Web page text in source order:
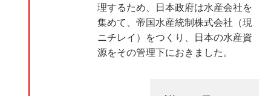
理するため、日本政府は水産会社を
集めて、帝国水産統制株式会社（現
ニチレイ）をつくり、日本の水産資
源をその管理下におきました。